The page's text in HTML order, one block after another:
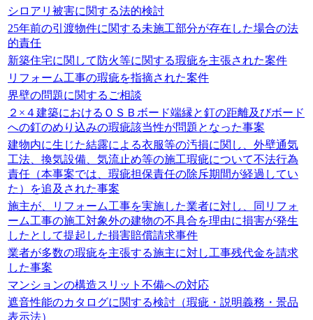
シロアリ被害に関する法的検討
25年前の引渡物件に関する未施工部分が存在した場合の法
的責任
新築住宅に関して防火等に関する瑕疵を主張された案件
リフォーム工事の瑕疵を指摘された案件
界壁の問題に関するご相談
２×４建築におけるＯＳＢボード端縁と釘の距離及びボード
への釘のめり込みの瑕疵該当性が問題となった事案
建物内に生じた結露による衣服等の汚損に関し、外壁通気
工法、換気設備、気流止め等の施工瑕疵について不法行為
責任（本事案では、瑕疵担保責任の除斥期間が経過してい
た）を追及された事案
施主が、リフォーム工事を実施した業者に対し、同リフォ
ーム工事の施工対象外の建物の不具合を理由に損害が発生
したとして提起した損害賠償請求事件
業者が多数の瑕疵を主張する施主に対し工事残代金を請求
した事案
マンションの構造スリット不備への対応
遮音性能のカタログに関する検討（瑕疵・説明義務・景品
表示法）